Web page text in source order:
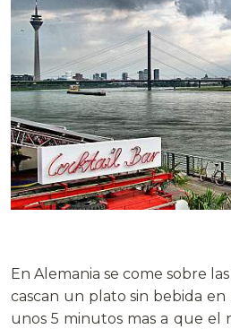
En Alemania se come sobre
cascan un plato sin bebida en
unos 5 minutos mas a que el